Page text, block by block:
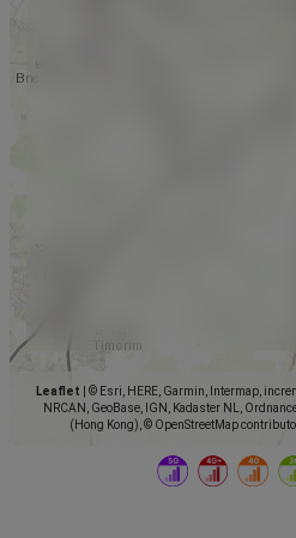
Leaflet
© Esri, HERE, Garmin, Intermap,
NRCAN, GeoBase, IGN, Kadaster NL,
(Hong Kong), © OpenStreetMap